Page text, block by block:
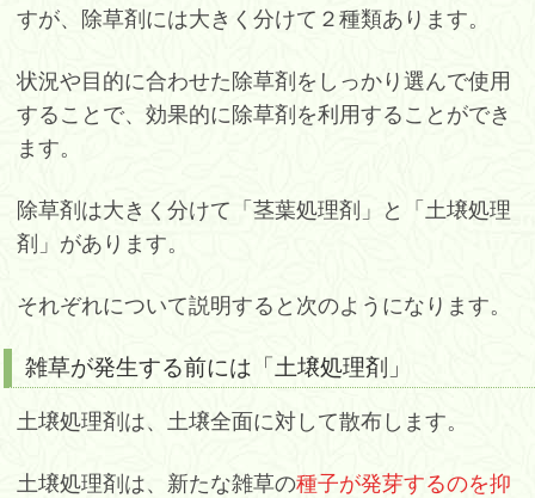
すが、除草剤には大きく分けて２種類あります。
状況や目的に合わせた除草剤をしっかり選んで使用
することで、効果的に除草剤を利用することができ
ます。
除草剤は大きく分けて「茎葉処理剤」と「土壌処理
剤」があります。
それぞれについて説明すると次のようになります。
雑草が発生する前には「土壌処理剤」
土壌処理剤は、土壌全面に対して散布します。
土壌処理剤は、新たな雑草の種子が発芽するのを抑